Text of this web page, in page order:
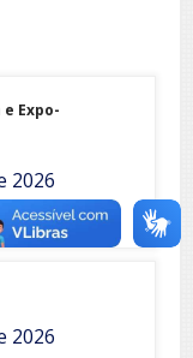
Expo-
2026
2026